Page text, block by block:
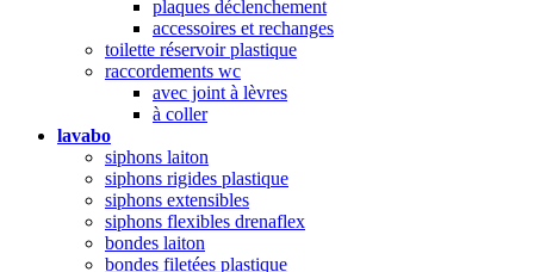
plaques déclenchement
accessoires et rechanges
toilette réservoir plastique
raccordements wc
avec joint à lèvres
à coller
lavabo
siphons laiton
siphons rigides plastique
siphons extensibles
siphons flexibles drenaflex
bondes laiton
bondes filetées plastique